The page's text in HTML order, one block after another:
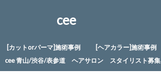
cee
[カットorパーマ]施術事例
[ヘアカラー]施術事例
cee 青山/渋谷/表参道 ヘアサロン スタイリスト募集